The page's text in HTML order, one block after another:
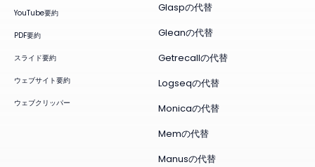
YouTube要約
PDF要約
スライド要約
ウェブサイト要約
ウェブクリッパー
Glaspの代替
Gleanの代替
Getrecallの代替
Logseqの代替
Monicaの代替
Memの代替
Manusの代替